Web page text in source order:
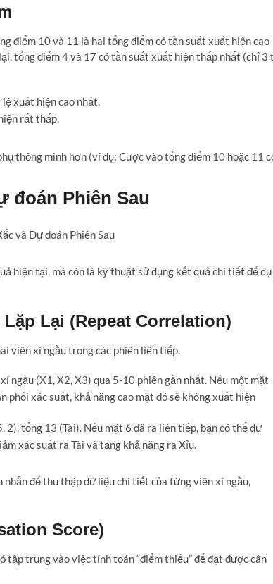
điểm 10 và 11 là hai tổng điểm có tần suất xuất hiện cao
tổng điểm 4 và 17 có tần suất xuất hiện thấp nhất (chỉ 3
xuất hiện cao nhất.
rất thấp.
thông minh hơn (ví dụ: Cược vào tổng điểm 10 hoặc 11
đoán Phiên Sau
hiện tại, mà còn là kỹ thuật sử dụng kết quả chi tiết để dự
Lại (Repeat Correlation)
viên xí ngầu trong các phiên liên tiếp.
ngầu (X1, X2, X3) qua 5-10 phiên gần nhất. Nếu một mặt
xác suất, khả năng cao mặt đó sẽ không xuất hiện
2), tổng 13 (Tài). Nếu mặt 6 đã ra liên tiếp, bạn có thể dự
xác suất ra Tài và tăng khả năng ra Xỉu.
để thu thập dữ liệu chi tiết của từng viên xí ngầu,
Score)
tập trung vào việc tính toán “điểm thiếu” để đạt được cân